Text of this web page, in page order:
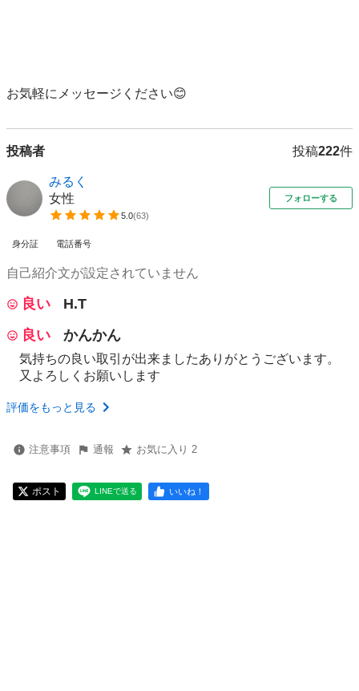
お気軽にメッセージください😊
投稿者 投稿222件
みるく
女性
5.0(63)
フォローする
身分証 電話番号
自己紹介文が設定されていません
良い
H.T
良い
かんかん
気持ちの良い取引が出来ましたありがとうございます。
又よろしくお願いします
評価をもっと見る
注意事項 通報 お気に入り 2
ポスト LINEで送る いいね！